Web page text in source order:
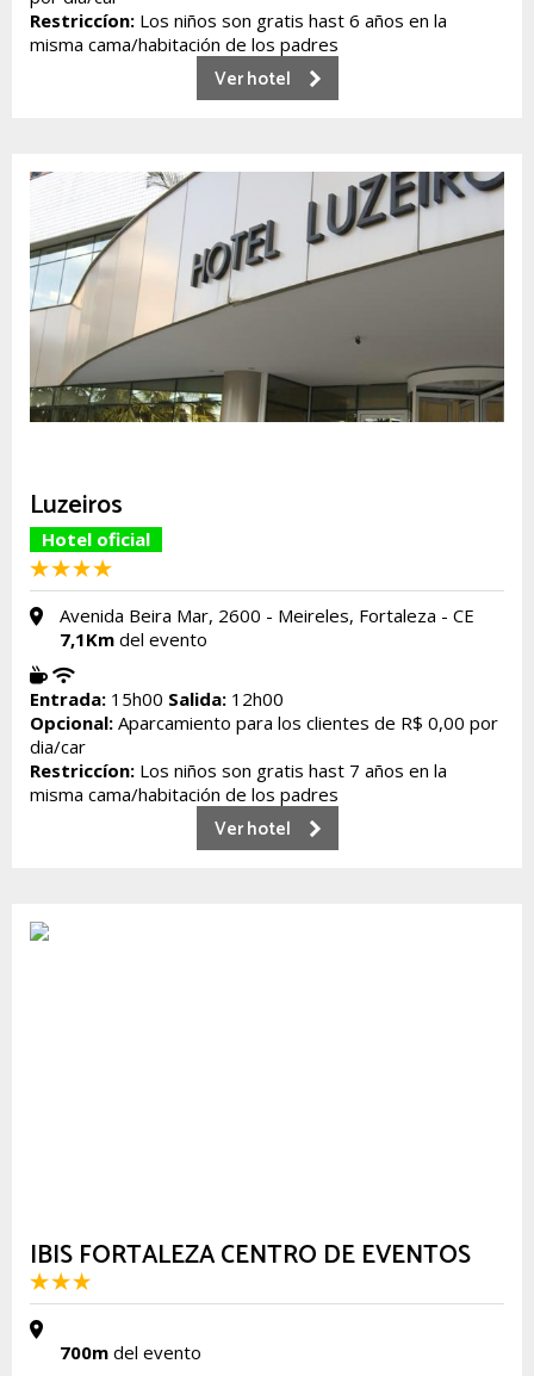
Restriccíon: Los niños son gratis hast 6 años en la
misma cama/habitación de los padres
Ver hotel
Luzeiros
Hotel oficial
Avenida Beira Mar, 2600 - Meireles, Fortaleza - CE
7,1Km del evento
Entrada: 15h00 Salida: 12h00
Opcional: Aparcamiento para los clientes de R$ 0,00 por
dia/car
Restriccíon: Los niños son gratis hast 7 años en la
misma cama/habitación de los padres
Ver hotel
IBIS FORTALEZA CENTRO DE EVENTOS
700m del evento